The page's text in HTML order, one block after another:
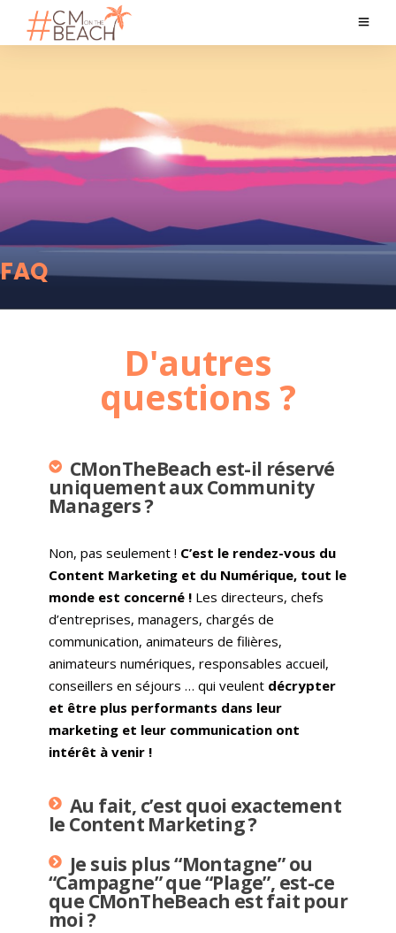
FAQ
D'autres
questions ?
CMonTheBeach est-il réservé
uniquement aux Community
Managers ?
Non, pas seulement ! C’est le rendez-vous du
Content Marketing et du Numérique, tout le
monde est concerné ! Les directeurs, chefs
d’entreprises, managers, chargés de
communication, animateurs de filières,
animateurs numériques, responsables accueil,
conseillers en séjours … qui veulent décrypter
et être plus performants dans leur
marketing et leur communication ont
intérêt à venir !
Au fait, c’est quoi exactement
le Content Marketing ?
Je suis plus “Montagne” ou
“Campagne” que “Plage”, est-ce
que CMonTheBeach est fait pour
moi ?